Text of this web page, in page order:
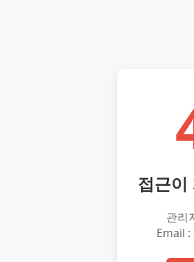
접근이
관리
Email